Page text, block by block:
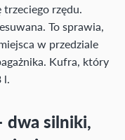
rzędu.
To sprawia,
w przedziale
Kufra, który
l.
dwa silniki,